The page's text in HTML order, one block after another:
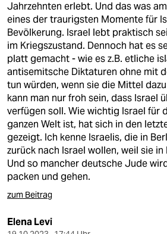
Jahrzehnten erlebt. Und das was
eines der traurigsten Momente für
Bevölkerung. Israel lebt praktisch
im Kriegszustand. Dennoch hat es
platt gemacht - wie es z.B. etliche
antisemitsche Diktaturen ohne mit
tun würden, wenn sie die Mittel
kann man nur froh sein, dass Israel
verfügen soll. Wie wichtig Israel für
ganzen Welt ist, hat sich in den
gezeigt. Ich kenne Israelis, die in
zurück nach Israel wollen, weil sie
Und so mancher deutsche Jude
packen und gehen.
zum Beitrag
Elena Levi